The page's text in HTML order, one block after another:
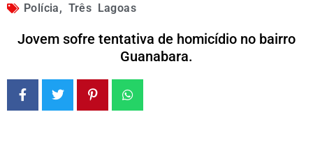
Polícia, Três Lagoas
Jovem sofre tentativa de homicídio no bairro
Guanabara.